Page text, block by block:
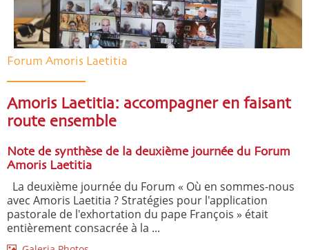
Forum Amoris Laetitia
Amoris Laetitia: accompagner en faisant
route ensemble
Note de synthèse de la deuxième journée du Forum
Amoris Laetitia
La deuxième journée du Forum « Où en sommes-nous
avec Amoris Laetitia ? Stratégies pour l'application
pastorale de l'exhortation du pape François » était
entièrement consacrée à la ...